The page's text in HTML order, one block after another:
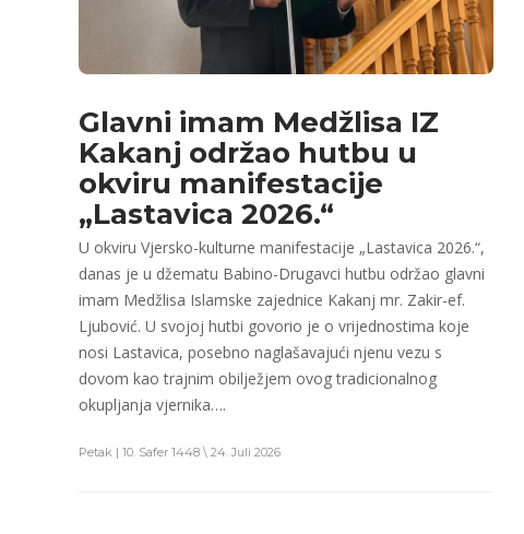
Glavni imam Medžlisa IZ
Kakanj održao hutbu u
okviru manifestacije
„Lastavica 2026.“
U okviru Vjersko-kulturne manifestacije „Lastavica 2026.“,
danas je u džematu Babino-Drugavci hutbu održao glavni
imam Medžlisa Islamske zajednice Kakanj mr. Zakir-ef.
Ljubović. U svojoj hutbi govorio je o vrijednostima koje
nosi Lastavica, posebno naglašavajući njenu vezu s
dovom kao trajnim obilježjem ovog tradicionalnog
okupljanja vjernika….
Petak | 10. Safer 1448 \ 24. Juli 2026